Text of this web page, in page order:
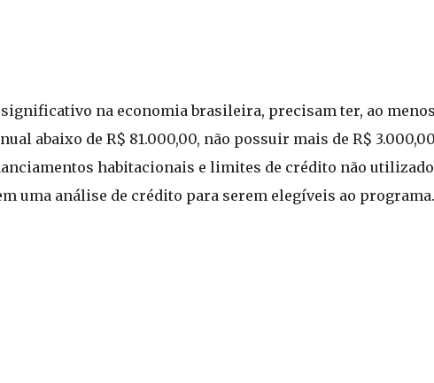
na economia brasileira, precisam ter, ao
abaixo de R$ 81.000,00, não possuir mais de R$
habitacionais e limites de crédito não
uma análise de crédito para serem elegíveis ao programa.